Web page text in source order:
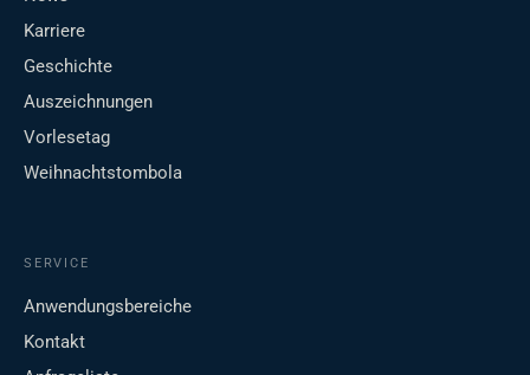
Karriere
Geschichte
Auszeichnungen
Vorlesetag
Weihnachtstombola
SERVICE
Anwendungsbereiche
Kontakt